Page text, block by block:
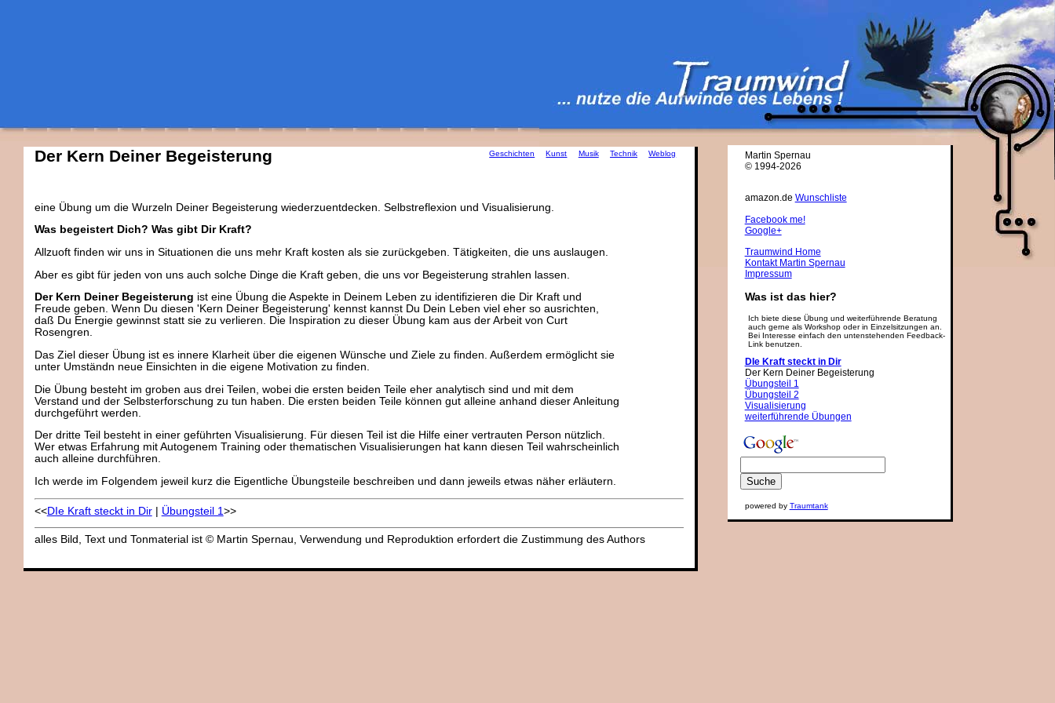
Geschichten Kunst Musik Technik Weblog
Der Kern Deiner Begeisterung
eine Übung um die Wurzeln Deiner Begeisterung wiederzuentdecken. Selbstreflexion und Visualisierung.
Was begeistert Dich? Was gibt Dir Kraft?
Allzuoft finden wir uns in Situationen die uns mehr Kraft kosten als sie zurückgeben. Tätigkeiten, die uns auslaugen.
Aber es gibt für jeden von uns auch solche Dinge die Kraft geben, die uns vor Begeisterung strahlen lassen.
Der Kern Deiner Begeisterung ist eine Übung die Aspekte in Deinem Leben zu identifizieren die Dir Kraft und
Freude geben. Wenn Du diesen 'Kern Deiner Begeisterung' kennst kannst Du Dein Leben viel eher so ausrichten,
daß Du Energie gewinnst statt sie zu verlieren. Die Inspiration zu dieser Übung kam aus der Arbeit von Curt
Rosengren.
Das Ziel dieser Übung ist es innere Klarheit über die eigenen Wünsche und Ziele zu finden. Außerdem ermöglicht sie
unter Umständn neue Einsichten in die eigene Motivation zu finden.
Die Übung besteht im groben aus drei Teilen, wobei die ersten beiden Teile eher analytisch sind und mit dem
Verstand und der Selbsterforschung zu tun haben. Die ersten beiden Teile können gut alleine anhand dieser Anleitung
durchgeführt werden.
Der dritte Teil besteht in einer geführten Visualisierung. Für diesen Teil ist die Hilfe einer vertrauten Person nützlich.
Wer etwas Erfahrung mit Autogenem Training oder thematischen Visualisierungen hat kann diesen Teil wahrscheinlich
auch alleine durchführen.
Ich werde im Folgendem jeweil kurz die Eigentliche Übungsteile beschreiben und dann jeweils etwas näher erläutern.
<<DIe Kraft steckt in Dir| Übungsteil 1 >>
alles Bild, Text und Tonmaterial ist © Martin Spernau, Verwendung und Reproduktion erfordert die Zustimmung des Authors
Martin Spernau
© 1994-2026
amazon.de Wunschliste
Facebook me!
Google+
Traumwind Home
Kontakt Martin Spernau
Impressum
Was ist das hier?
Ich biete diese Übung und weiterführende Beratung
auch gerne als Workshop oder in Einzelsitzungen an.
Bei Interesse einfach den untenstehenden Feedback-
Link benutzen.
DIe Kraft steckt in Dir
Der Kern Deiner Begeisterung
Übungsteil 1
Übungsteil 2
Visualisierung
weiterführende Übungen
powered by Traumtank